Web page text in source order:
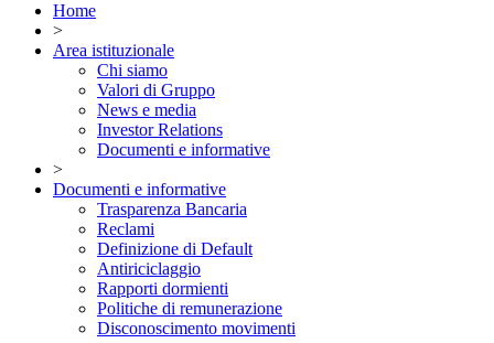
Home
>
Area istituzionale
Chi siamo
Valori di Gruppo
News e media
Investor Relations
Documenti e informative
>
Documenti e informative
Trasparenza Bancaria
Reclami
Definizione di Default
Antiriciclaggio
Rapporti dormienti
Politiche di remunerazione
Disconoscimento movimenti